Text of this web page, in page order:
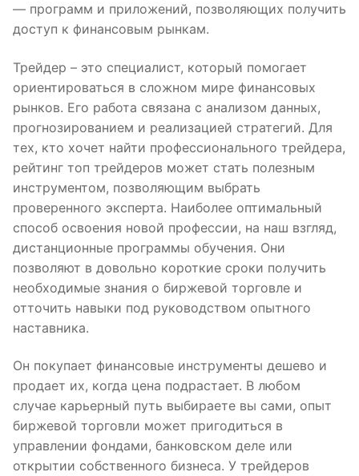
— программ и приложений, позволяющих получить
доступ к финансовым рынкам.
Трейдер – это специалист, который помогает
ориентироваться в сложном мире финансовых
рынков. Его работа связана с анализом данных,
прогнозированием и реализацией стратегий. Для
тех, кто хочет найти профессионального трейдера,
рейтинг топ трейдеров может стать полезным
инструментом, позволяющим выбрать
проверенного эксперта. Наиболее оптимальный
способ освоения новой профессии, на наш взгляд,
дистанционные программы обучения. Они
позволяют в довольно короткие сроки получить
необходимые знания о биржевой торговле и
отточить навыки под руководством опытного
наставника.
Он покупает финансовые инструменты дешево и
продает их, когда цена подрастает. В любом
случае карьерный путь выбираете вы сами, опыт
биржевой торговли может пригодиться в
управлении фондами, банковском деле или
открытии собственного бизнеса. У трейдеров